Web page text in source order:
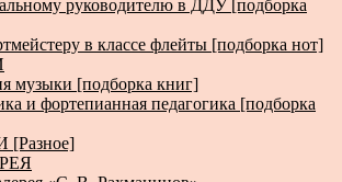
руководителю в ДДУ [подборка
в классе флейты [подборка нот]
музыки [подборка книг]
и фортепианная педагогика [подборка